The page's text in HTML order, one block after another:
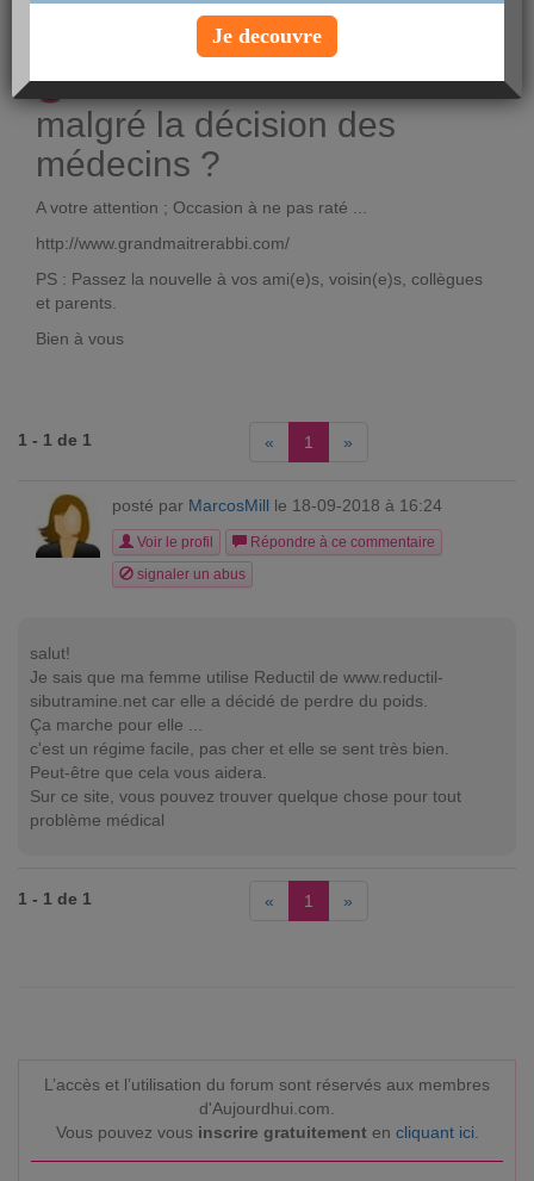
Voir le profil
Comment devenir mère
malgré la décision des
médecins ?
A votre attention ; Occasion à ne pas raté ...
http://www.grandmaitrerabbi.com/
PS : Passez la nouvelle à vos ami(e)s, voisin(e)s, collègues
et parents.
Bien à vous
1 - 1 de 1 « 1 »
posté par MarcosMill le 18-09-2018 à 16:24
Voir le profil
Répondre à ce commentaire
signaler un abus
salut!
Je sais que ma femme utilise Reductil de www.reductil-
sibutramine.net car elle a décidé de perdre du poids.
Ça marche pour elle ...
c'est un régime facile, pas cher et elle se sent très bien.
Peut-être que cela vous aidera.
Sur ce site, vous pouvez trouver quelque chose pour tout
problème médical
1 - 1 de 1 « 1 »
L’accès et l’utilisation du forum sont réservés aux membres
d'Aujourdhui.com.
Vous pouvez vous inscrire gratuitementen cliquant ici
Je decouvre